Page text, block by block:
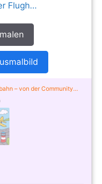
Flugzeug an der Flughafen-Startbahn
– von der Community